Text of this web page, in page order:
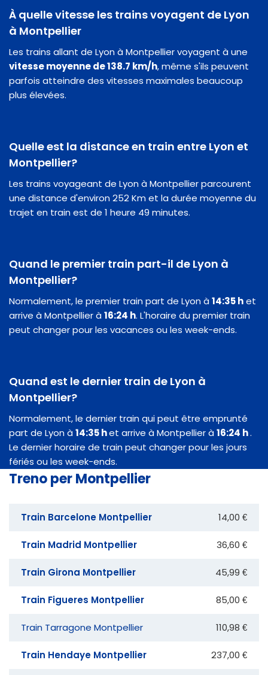
À quelle vitesse les trains voyagent de Lyon
à Montpellier
Les trains allant de Lyon à Montpellier voyagent à une
vitesse moyenne de 138.7 km/h, même s'ils peuvent
parfois atteindre des vitesses maximales beaucoup
plus élevées.
Quelle est la distance en train entre Lyon et
Montpellier?
Les trains voyageant de Lyon à Montpellier parcourent
une distance d'environ 252 Km et la durée moyenne du
trajet en train est de 1 heure 49 minutes.
Quand le premier train part-il de Lyon à
Montpellier?
Normalement, le premier train part de Lyon à14:35 het
arrive à Montpellier à16:24 h. L'horaire du premier train
peut changer pour les vacances ou les week-ends.
Quand est le dernier train de Lyon à
Montpellier?
Normalement, le dernier train qui peut être emprunté
part de Lyon à14:35 het arrive à Montpellier à16:24 h.
Le dernier horaire de train peut changer pour les jours
fériés ou les week-ends.
Treno per Montpellier
Train Barcelone Montpellier 14,00 €
Train Madrid Montpellier 36,60 €
Train Girona Montpellier 45,99 €
Train Figueres Montpellier 85,00 €
Train Tarragone Montpellier 110,98 €
Train Hendaye Montpellier 237,00 €